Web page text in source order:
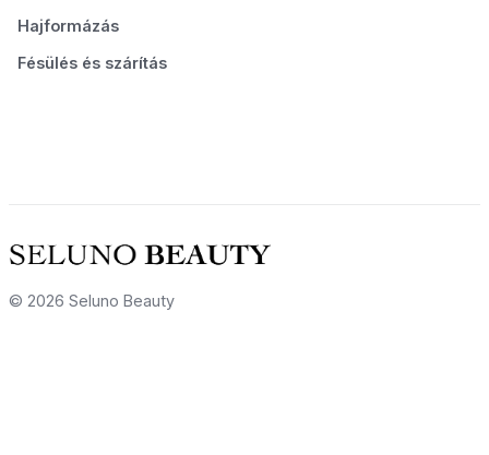
Hajformázás
Fésülés és szárítás
© 2026 Seluno Beauty